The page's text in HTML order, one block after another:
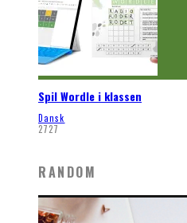
Spil Wordle i klassen
Dansk
2727
RANDOM